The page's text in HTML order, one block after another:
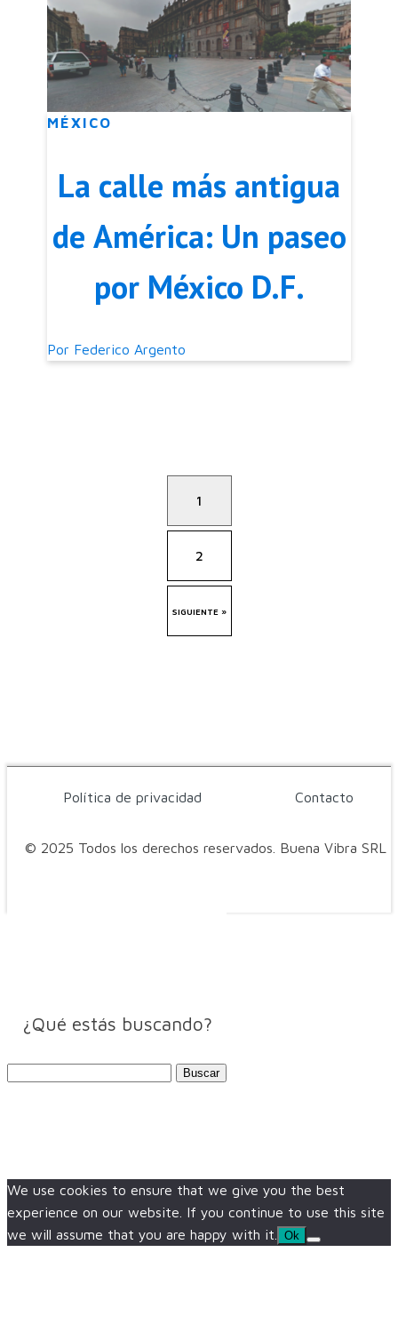
MÉXICO
La calle más antigua
de América: Un paseo
por México D.F.
Por Federico Argento
1
2
SIGUIENTE »
© 2025 Todos los derechos reservados. Buena Vibra SRL
Política de privacidad Contacto
¿Qué estás buscando?
We use cookies to ensure that we give you the best
experience on our website. If you continue to use this site
we will assume that you are happy with it.
Ok